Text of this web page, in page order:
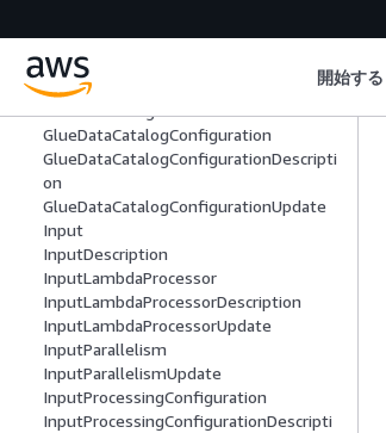
開始する
FlinkApplicationConfigurationDescriptio
n
FlinkApplicationConfigurationUpdate
GlueDataCatalogConfiguration
GlueDataCatalogConfigurationDescripti
on
GlueDataCatalogConfigurationUpdate
Input
InputDescription
InputLambdaProcessor
InputLambdaProcessorDescription
InputLambdaProcessorUpdate
InputParallelism
InputParallelismUpdate
InputProcessingConfiguration
InputProcessingConfigurationDescripti